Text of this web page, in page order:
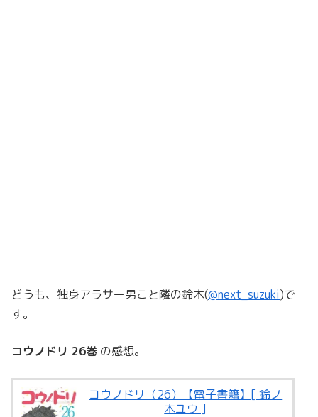
どうも、独身アラサー男こと隣の鈴木(@next_suzuki)で
す。
コウノドリ 26巻 の感想。
コウノドリ（26）【電子書籍】[ 鈴ノ
木ユウ ]